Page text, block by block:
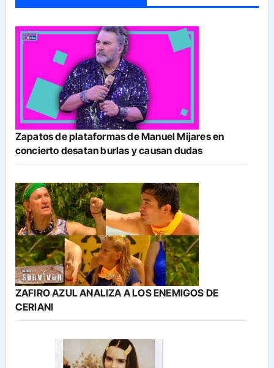
Zapatos de plataformas de Manuel Mijares en
concierto desatan burlas y causan dudas
ZAFIRO AZUL ANALIZA A LOS ENEMIGOS DE
CERIANI